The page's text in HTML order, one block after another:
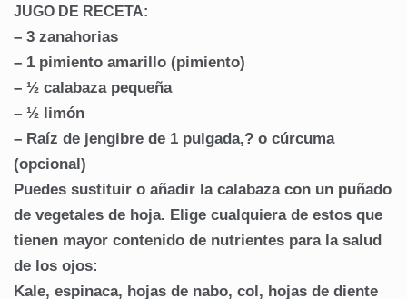
JUGO DE RECETA:
– 3 zanahorias
– 1 pimiento amarillo (pimiento)
– ½ calabaza pequeña
– ½ limón
– Raíz de jengibre de 1 pulgada,? o cúrcuma
(opcional)
Puedes sustituir o añadir la calabaza con un puñado
de vegetales de hoja. Elige cualquiera de estos que
tienen mayor contenido de nutrientes para la salud
de los ojos:
Kale, espinaca, hojas de nabo, col, hojas de diente